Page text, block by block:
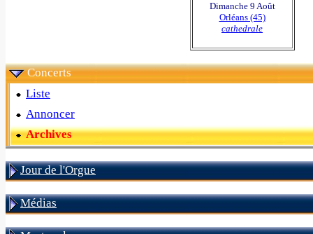
Dimanche 9 Août
Orléans (45)
cathedrale
Concerts
Liste
Annoncer
Archives
Jour de l'Orgue
Médias